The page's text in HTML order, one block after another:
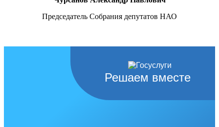
Председатель Собрания депутатов НАО
Решаем вместе